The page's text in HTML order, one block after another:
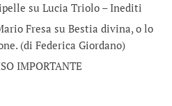
su Lucia Triolo – Inediti
Fresa su Bestia divina, o lo
(di Federica Giordano)
IMPORTANTE